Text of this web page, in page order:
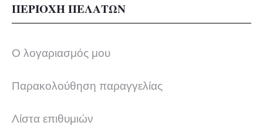
ΠΕΡΙΟΧΗ ΠΕΛΑΤΩΝ
Ο λογαριασμός μου
Παρακολούθηση παραγγελίας
Λίστα επιθυμιών